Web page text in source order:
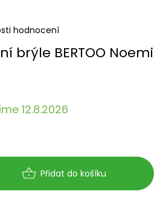
12.8.2026
Přidat do košíku
hodnocení
brýle BERTOO Noemi